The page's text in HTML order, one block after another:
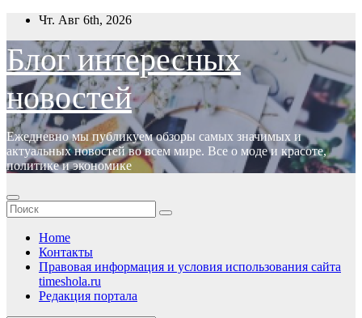
Перейти
содержимому
Чт. Авг 6th, 2026
Блог интересных
новостей
Ежедневно мы публикуем обзоры самых значимых и
актуальных новостей во всем мире. Все о моде и красоте,
политике и экономике
Home
Контакты
Правовая информация и условия использования сайта
timeshola.ru
Редакция портала